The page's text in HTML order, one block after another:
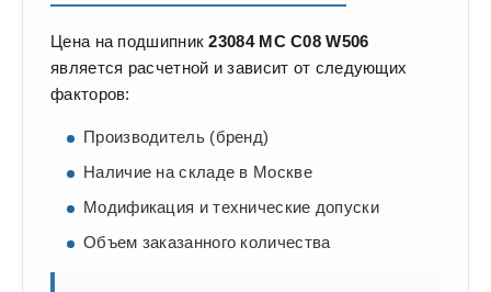
Цена на подшипник23084 MC C08 W506
является расчетной и зависит от следующих
факторов:
Производитель (бренд)
Наличие на складе в Москве
Модификация и технические допуски
Объем заказанного количества